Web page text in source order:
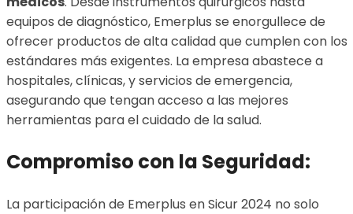
equipos de diagnóstico, Emerplus se enorgullece de
ofrecer productos de alta calidad que cumplen con los
estándares más exigentes. La empresa abastece a
hospitales, clínicas, y servicios de emergencia,
asegurando que tengan acceso a las mejores
herramientas para el cuidado de la salud.
Compromiso con la Seguridad:
La participación de Emerplus en Sicur 2024 no solo